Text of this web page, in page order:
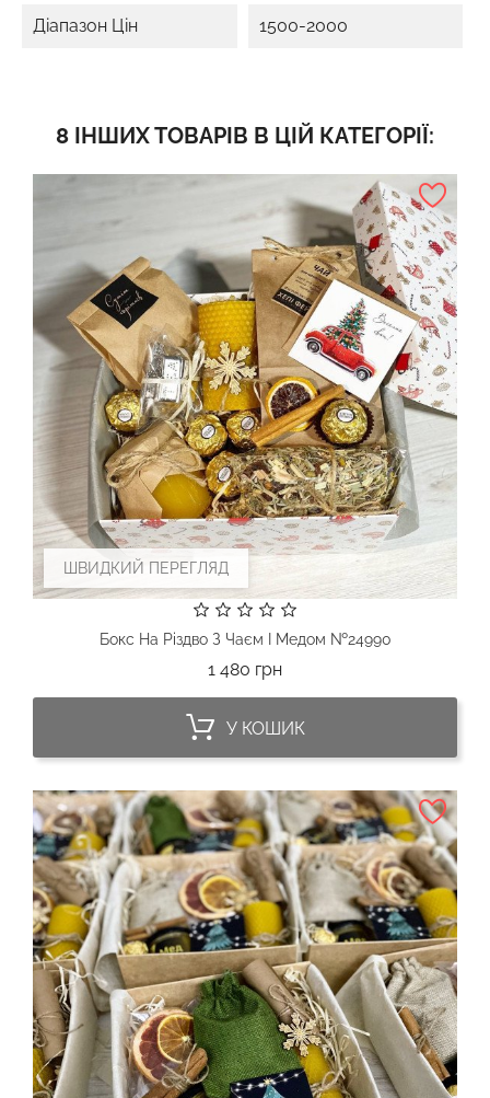
Діапазон Цін 1500-2000
8 ІНШИХ ТОВАРІВ В ЦІЙ КАТЕГОРІЇ:
ШВИДКИЙ ПЕРЕГЛЯД
Бокс На Різдво З Чаєм І Медом №24990
1 480 грнЦіна
У КОШИК